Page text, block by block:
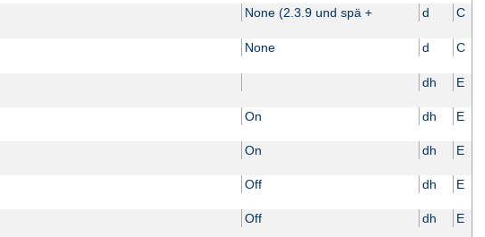
None (2.3.9 und spä + d C
None d C
dh E
On dh E
On dh E
Off dh E
Off dh E